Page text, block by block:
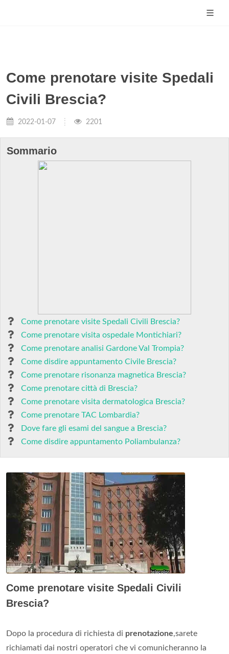
Come prenotare visite Spedali
Civili Brescia?
2022-01-07 2201
Sommario
Come prenotare visite Spedali Civili Brescia?
Come prenotare visita ospedale Montichiari?
Come prenotare analisi Gardone Val Trompia?
Come disdire appuntamento Civile Brescia?
Come prenotare risonanza magnetica Brescia?
Come prenotare città di Brescia?
Come prenotare visita dermatologica Brescia?
Come prenotare TAC Lombardia?
Dove fare gli esami del sangue a Brescia?
Come disdire appuntamento Poliambulanza?
Come prenotare visite Spedali Civili
Brescia?
Dopo la procedura di richiesta di prenotazione,sarete
richiamati dai nostri operatori che vi comunicheranno la